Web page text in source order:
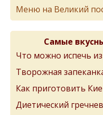
Меню на Великий
Самые
Что можно испечь
Творожная
Как приготовить
Диетический